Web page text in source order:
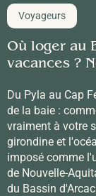
Voyageurs
Où loger au
vacances ?
Du Pyla au Cap
de la baie :
vraiment à votre
girondine et
imposé comme
de Nouvelle-
du Bassin